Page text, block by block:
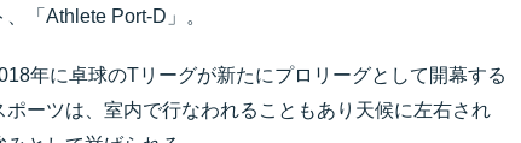
「Athlete Port-D」。
年に卓球のTリーグが新たにプロリーグとして開幕する
ーツは、室内で行なわれることもあり天候に左右され